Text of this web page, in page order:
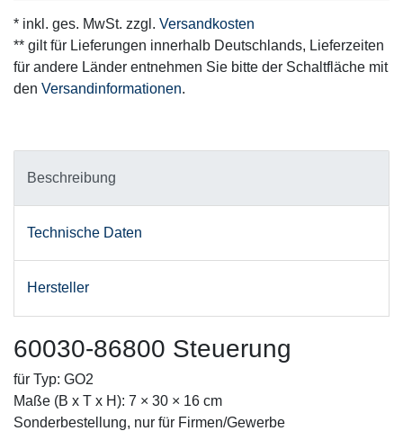
* inkl. ges. MwSt. zzgl. Versandkosten
** gilt für Lieferungen innerhalb Deutschlands, Lieferzeiten
für andere Länder entnehmen Sie bitte der Schaltfläche mit
den Versandinformationen.
Beschreibung
Technische Daten
Hersteller
60030-86800 Steuerung
für Typ: GO2
Maße (B x T x H): 7 × 30 × 16 cm
Sonderbestellung, nur für Firmen/Gewerbe